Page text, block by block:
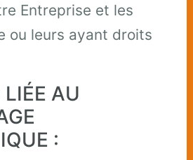
Entreprise et les
ou leurs ayant droits
AU
: